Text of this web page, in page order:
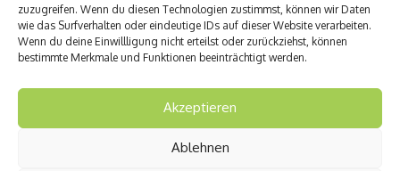
zuzugreifen. Wenn du diesen Technologien zustimmst, können wir Daten
wie das Surfverhalten oder eindeutige IDs auf dieser Website verarbeiten.
Wenn du deine Einwillligung nicht erteilst oder zurückziehst, können
bestimmte Merkmale und Funktionen beeinträchtigt werden.
Akzeptieren
Ablehnen
und verschiedene Formen
Stuhlgang – wie oft ist eigentlich normal?